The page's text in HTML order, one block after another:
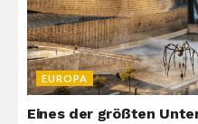
EUROPA
Eines der größten